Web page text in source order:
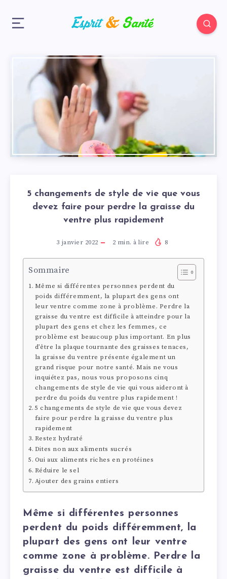
5 changements de style de vie que vous
devez faire pour perdre la graisse du
ventre plus rapidement
3 janvier 2022 2 min. à lire 8
Sommaire
Même si différentes personnes perdent du
poids différemment, la plupart des gens ont
leur ventre comme zone à problème. Perdre la
graisse du ventre est difficile à atteindre pour la
plupart des gens et chez les femmes, ce
problème est beaucoup plus important. En plus
d’être la plaque tournante des graisses tenaces,
la graisse du ventre présente également un
grand risque pour notre santé. Mais ne vous
inquiétez pas, nous vous proposons cinq
changements de style de vie qui vous aideront à
perdre du poids du ventre plus rapidement !
5 changements de style de vie que vous devez
faire pour perdre la graisse du ventre plus
rapidement
Restez hydraté
Dites non aux aliments sucrés
Oui aux aliments riches en protéines
Réduire le sel
Ajouter des grains entiers
Même si différentes personnes
perdent du poids différemment, la
plupart des gens ont leur ventre
comme zone à problème. Perdre la
graisse du ventre est difficile à